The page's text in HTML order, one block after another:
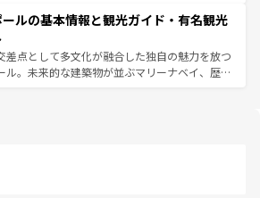
しい。
候は一年中温暖で、どの季節にも異なる楽しみ
る。親しみやすいタイの人々、仏教を中心とし
して多様な観光資源が、訪れる旅人を魅了し続
。 なお、新着のタイ情報はコンテンツ一覧を参照して
訪れても感動するはず。観光スポットが密集し
率よく見どころを回れるのも魅力。息をのむよ
ら文化的な体験まで、香港を存分に楽しみ尽く
。 なお、新着の香港情報はコンテンツ一覧を参照して
ルの基本情報と観光ガイド・有名観光
差点として多文化が融合した独自の魅力を放つ
ル。未来的な建築物が並ぶマリーナベイ、歴史
ーズは地元の風情を楽しめる外せないスポット